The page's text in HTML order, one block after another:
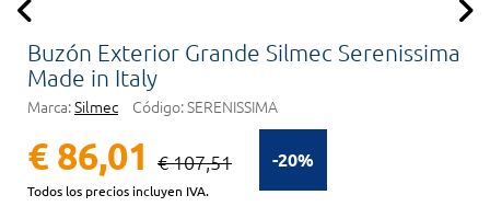
Buzón Exterior Grande Silmec Serenissima
Made in Italy
Marca:Silmec Código:SERENISSIMA
-20%
€ 86,01 € 107,51
Todos los precios incluyen IVA.